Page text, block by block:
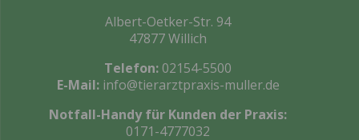
Albert-Oetker-Str. 94
47877 Willich
Telefon: 02154-5500
E-Mail:info@tierarztpraxis-muller.de
Notfall-Handy für Kunden der Praxis:
0171-4777032